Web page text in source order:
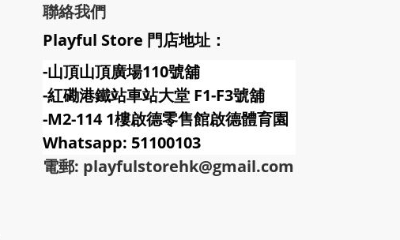
聯絡我們
Playful Store 門店地址：
-山頂山頂廣場110號舖
-紅磡港鐵站車站大堂 F1-F3號舖
-M2-114 1樓啟德零售館啟德體育園
Whatsapp: 51100103
電郵: playfulstorehk@gmail.com